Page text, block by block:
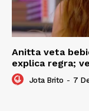
Anitta veta
explica regra;
Jota Brito - 7